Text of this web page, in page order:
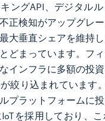
ングAPI、デジタル
正検知がアップグレ
大垂直シェアを維持し
どまっています。フ
インフラに多額の投
絞り込まれています
プラットフォームに
を採用しており、